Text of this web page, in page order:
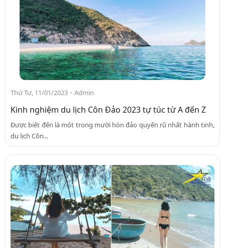
Thứ Tư, 11/01/2023 - Admin
Kinh nghiệm du lịch Côn Đảo 2023 tự túc từ A đến Z
Được biết đến là một trong mười hòn đảo quyến rũ nhất hành tinh,
du lịch Côn...